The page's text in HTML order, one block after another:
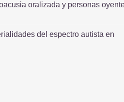
oralizada y personas
del espectro autista en